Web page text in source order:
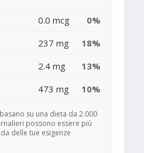
0.0 mcg
0%
237 mg
18%
2.4 mg
13%
473 mg 10%
su una dieta da 2.000
possono essere più
delle tue esigenze